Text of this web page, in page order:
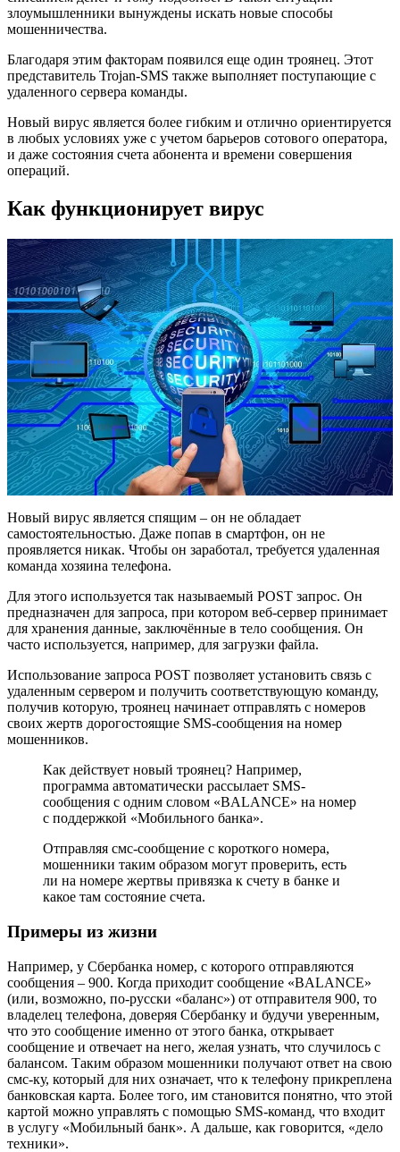
злоумышленники вынуждены искать новые способы
мошенничества.
Благодаря этим факторам появился еще один троянец. Этот
представитель Trojan-SMS также выполняет поступающие с
удаленного сервера команды.
Новый вирус является более гибким и отлично ориентируется
в любых условиях уже с учетом барьеров сотового оператора,
и даже состояния счета абонента и времени совершения
операций.
Как функционирует вирус
Новый вирус является спящим – он не обладает
самостоятельностью. Даже попав в смартфон, он не
проявляется никак. Чтобы он заработал, требуется удаленная
команда хозяина телефона.
Для этого используется так называемый POST запрос. Он
предназначен для запроса, при котором веб-сервер принимает
для хранения данные, заключённые в тело сообщения. Он
часто используется, например, для загрузки файла.
Использование запроса POST позволяет установить связь с
удаленным сервером и получить соответствующую команду,
получив которую, троянец начинает отправлять с номеров
своих жертв дорогостоящие SMS-сообщения на номер
мошенников.
Как действует новый троянец? Например,
программа автоматически рассылает SMS-
сообщения с одним словом «BALANCE» на номер
с поддержкой «Мобильного банка».
Отправляя смс-сообщение c короткого номера,
мошенники таким образом могут проверить, есть
ли на номере жертвы привязка к счету в банке и
какое там состояние счета.
Примеры из жизни
Например, у Сбербанка номер, с которого отправляются
сообщения – 900. Когда приходит сообщение «BALANCE»
(или, возможно, по-русски «баланс») от отправителя 900, то
владелец телефона, доверяя Сбербанку и будучи уверенным,
что это сообщение именно от этого банка, открывает
сообщение и отвечает на него, желая узнать, что случилось с
балансом. Таким образом мошенники получают ответ на свою
смс-ку, который для них означает, что к телефону прикреплена
банковская карта. Более того, им становится понятно, что этой
картой можно управлять с помощью SMS-команд, что входит
в услугу «Мобильный банк». А дальше, как говорится, «дело
техники».